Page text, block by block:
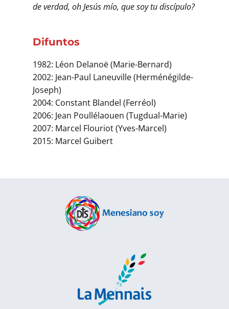
de verdad, oh Jesús mío, que soy tu discípulo?
Difuntos
1982: Léon Delanoë (Marie-Bernard)
2002: Jean-Paul Laneuville (Herménégilde-
Joseph)
2004: Constant Blandel (Ferréol)
2006: Jean Poullélaouen (Tugdual-Marie)
2007: Marcel Flouriot (Yves-Marcel)
2015: Marcel Guibert